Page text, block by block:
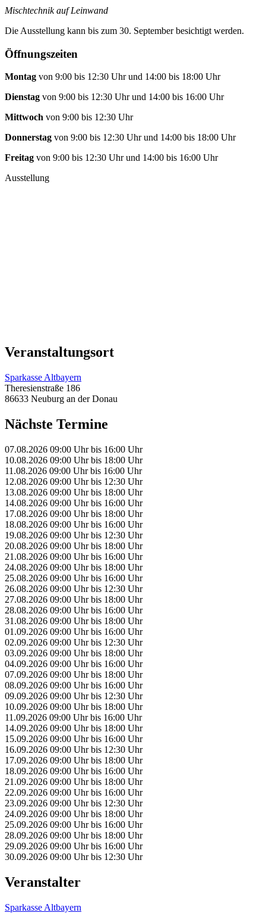
Mischtechnik auf Leinwand
Die Ausstellung kann bis zum 30. September besichtigt werden.
Öffnungszeiten
Montag von 9:00 bis 12:30 Uhr und 14:00 bis 18:00 Uhr
Dienstag von 9:00 bis 12:30 Uhr und 14:00 bis 16:00 Uhr
Mittwoch von 9:00 bis 12:30 Uhr
Donnerstag von 9:00 bis 12:30 Uhr und 14:00 bis 18:00 Uhr
Freitag von 9:00 bis 12:30 Uhr und 14:00 bis 16:00 Uhr
Ausstellung
Veranstaltungsort
Sparkasse Altbayern
Theresienstraße 186
86633 Neuburg an der Donau
Nächste Termine
07.08.2026 09:00 Uhrbis 16:00 Uhr
10.08.2026 09:00 Uhrbis 18:00 Uhr
11.08.2026 09:00 Uhrbis 16:00 Uhr
12.08.2026 09:00 Uhrbis 12:30 Uhr
13.08.2026 09:00 Uhrbis 18:00 Uhr
14.08.2026 09:00 Uhrbis 16:00 Uhr
17.08.2026 09:00 Uhrbis 18:00 Uhr
18.08.2026 09:00 Uhrbis 16:00 Uhr
19.08.2026 09:00 Uhrbis 12:30 Uhr
20.08.2026 09:00 Uhrbis 18:00 Uhr
21.08.2026 09:00 Uhrbis 16:00 Uhr
24.08.2026 09:00 Uhrbis 18:00 Uhr
25.08.2026 09:00 Uhrbis 16:00 Uhr
26.08.2026 09:00 Uhrbis 12:30 Uhr
27.08.2026 09:00 Uhrbis 18:00 Uhr
28.08.2026 09:00 Uhrbis 16:00 Uhr
31.08.2026 09:00 Uhrbis 18:00 Uhr
01.09.2026 09:00 Uhrbis 16:00 Uhr
02.09.2026 09:00 Uhrbis 12:30 Uhr
03.09.2026 09:00 Uhrbis 18:00 Uhr
04.09.2026 09:00 Uhrbis 16:00 Uhr
07.09.2026 09:00 Uhrbis 18:00 Uhr
08.09.2026 09:00 Uhrbis 16:00 Uhr
09.09.2026 09:00 Uhrbis 12:30 Uhr
10.09.2026 09:00 Uhrbis 18:00 Uhr
11.09.2026 09:00 Uhrbis 16:00 Uhr
14.09.2026 09:00 Uhrbis 18:00 Uhr
15.09.2026 09:00 Uhrbis 16:00 Uhr
16.09.2026 09:00 Uhrbis 12:30 Uhr
17.09.2026 09:00 Uhrbis 18:00 Uhr
18.09.2026 09:00 Uhrbis 16:00 Uhr
21.09.2026 09:00 Uhrbis 18:00 Uhr
22.09.2026 09:00 Uhrbis 16:00 Uhr
23.09.2026 09:00 Uhrbis 12:30 Uhr
24.09.2026 09:00 Uhrbis 18:00 Uhr
25.09.2026 09:00 Uhrbis 16:00 Uhr
28.09.2026 09:00 Uhrbis 18:00 Uhr
29.09.2026 09:00 Uhrbis 16:00 Uhr
30.09.2026 09:00 Uhrbis 12:30 Uhr
Veranstalter
Sparkasse Altbayern